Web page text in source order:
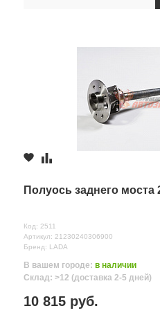
Полуось заднего моста
Код: 2511
Артикул: 21230240306900
Бренд: LADA
В вашем городе: в наличии
Склад: >12 (доставка 2-5 дней)
10 815 руб.